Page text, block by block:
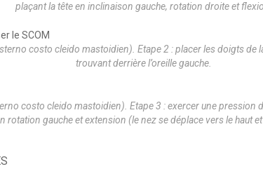
plaçant la tête en inclinaison gauche, rotation droite et
costo cleido mastoidien). Etape 2 : placer les doigts de
trouvant derrière l’oreille gauche.
costo cleido mastoidien). Etape 3 : exercer une pression
rotation gauche et extension (le nez se déplace vers le haut et